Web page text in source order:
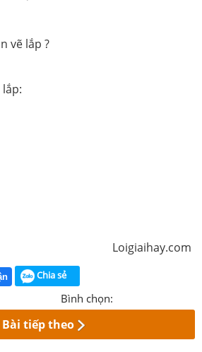
vẽ lắp ?
Loigiaihay.com
Chia sẻ
Bình chọn:
Bài tiếp theo